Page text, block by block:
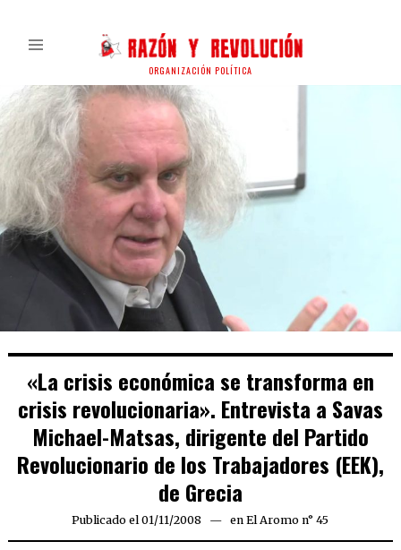
ORGANIZACIÓN POLÍTICA
«La crisis económica se transforma en
crisis revolucionaria». Entrevista a Savas
Michael-Matsas, dirigente del Partido
Revolucionario de los Trabajadores (EEK),
de Grecia
Publicado el 01/11/2008 25/03/2020
en El Aromo n° 45